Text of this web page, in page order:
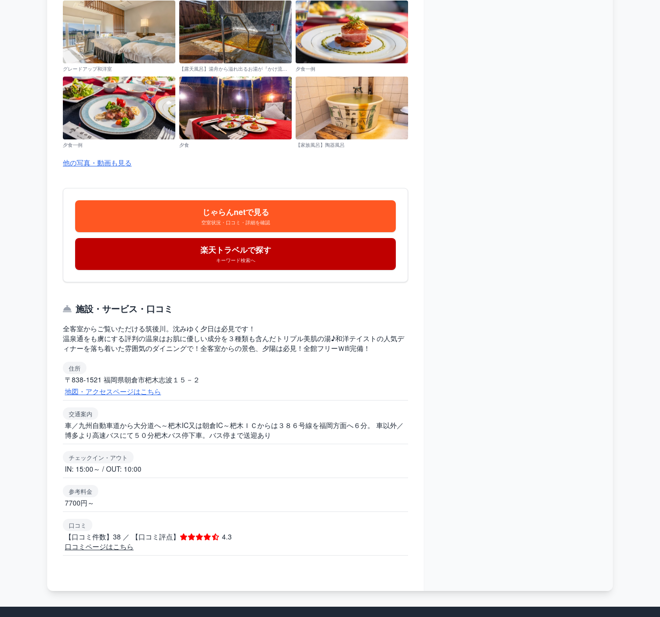
グレードアップ和洋室 【露天風呂】湯舟から溢れ出るお湯が『かけ流し』の証拠！ 夕食一例
夕食一例 夕食 【家族風呂】陶器風呂
他の写真・動画も見る
じゃらんnetで見る
空室状況・口コミ・詳細を確認
楽天トラベルで探す
キーワード検索へ
施設・サービス・口コミ
全客室からご覧いただける筑後川。沈みゆく夕日は必見です！
温泉通をも虜にする評判の温泉はお肌に優しい成分を３種類も含んだトリプル美肌の湯♪和洋テイストの人気デ
ィナーを落ち着いた雰囲気のダイニングで！全客室からの景色、夕陽は必見！全館フリーＷifi完備！
住所
〒838-1521 福岡県朝倉市杷木志波１５－２
地図・アクセスページはこちら
交通案内
車／九州自動車道から大分道へ～杷木IC又は朝倉IC～杷木ＩＣからは３８６号線を福岡方面へ６分。 車以外／
博多より高速バスにて５０分杷木バス停下車。バス停まで送迎あり
チェックイン・アウト
IN: 15:00～ / OUT: 10:00
参考料金
7700円～
口コミ
【口コミ件数】38 ／ 【口コミ評点】
4.3
口コミページはこちら